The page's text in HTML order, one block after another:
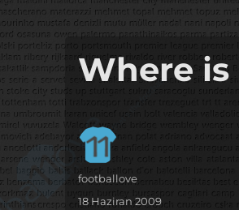
it's the football, that's the
Where is
Yazar
footballove
Yayın
18 Haziran 2009